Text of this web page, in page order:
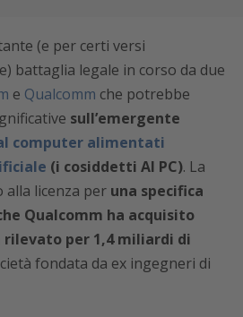
(e per certi versi
battaglia legale in corso da due
e Qualcomm che potrebbe
sull’emergente
computer alimentati
(i cosiddetti AI PC). La
licenza per una specifica
Qualcomm ha acquisito
rilevato per 1,4 miliardi di
fondata da ex ingegneri di